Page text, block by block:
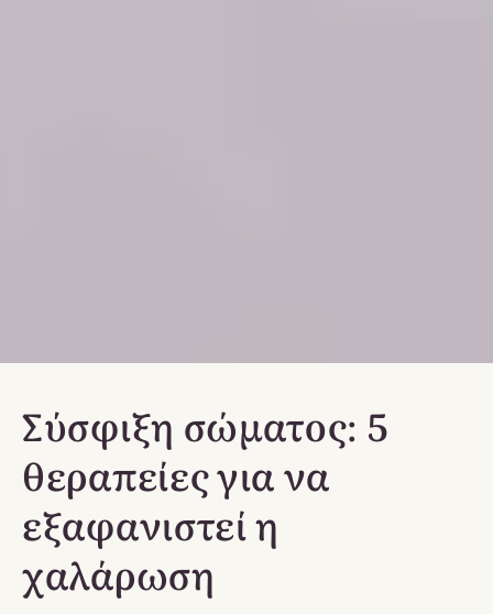
Σύσφιξη σώματος: 5
θεραπείες για να
εξαφανιστεί η
χαλάρωση